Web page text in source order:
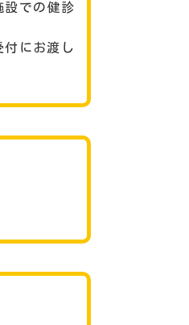
設での健診
にお渡し